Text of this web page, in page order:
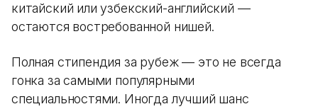
китайский или узбекский-английский —
остаются востребованной нишей.
Полная стипендия за рубеж — это не всегда
гонка за самыми популярными
специальностями. Иногда лучший шанс